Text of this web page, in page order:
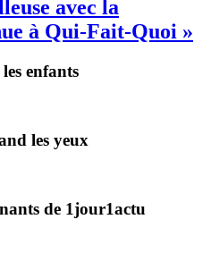
avec la
à Qui-Fait-Quoi »
enfants
les yeux
de 1jour1actu